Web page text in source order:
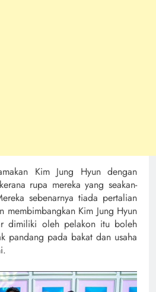
Kim Jung Hyun dengan
rupa mereka yang seakan-
sebenarnya tiada pertalian
Kim Jung Hyun
dimiliki oleh pelakon itu boleh
pandang pada bakat dan usaha